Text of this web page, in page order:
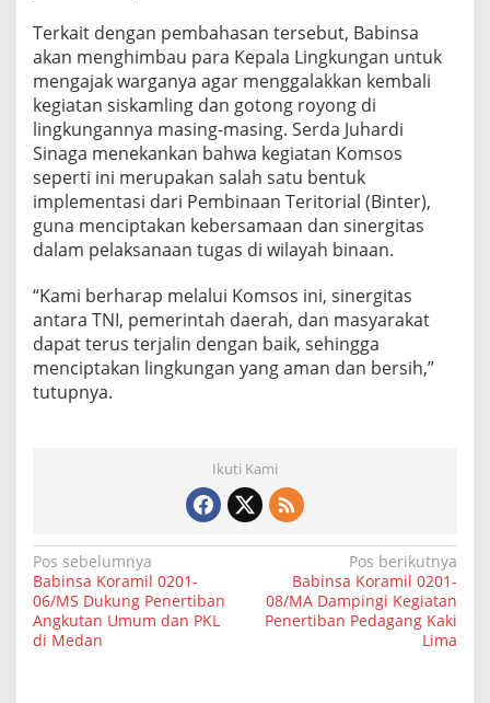
e
u
r
a
h
a
n
A
m
p
l
m
e
l
a
s
Terkait dengan pembahasan tersebut, Babinsa
akan menghimbau para Kepala Lingkungan untuk
mengajak warganya agar menggalakkan kembali
kegiatan siskamling dan gotong royong di
lingkungannya masing-masing. Serda Juhardi
Sinaga menekankan bahwa kegiatan Komsos
seperti ini merupakan salah satu bentuk
implementasi dari Pembinaan Teritorial (Binter),
guna menciptakan kebersamaan dan sinergitas
dalam pelaksanaan tugas di wilayah binaan.
“Kami berharap melalui Komsos ini, sinergitas
antara TNI, pemerintah daerah, dan masyarakat
dapat terus terjalin dengan baik, sehingga
menciptakan lingkungan yang aman dan bersih,”
tutupnya.
Ikuti Kami
N
a
v
Pos sebelumnya
Babinsa Koramil 0201-
06/MS Dukung Penertiban
Angkutan Umum dan PKL
di Medan
Pos berikutnya
Babinsa Koramil 0201-
08/MA Dampingi Kegiatan
Penertiban Pedagang Kaki
Lima